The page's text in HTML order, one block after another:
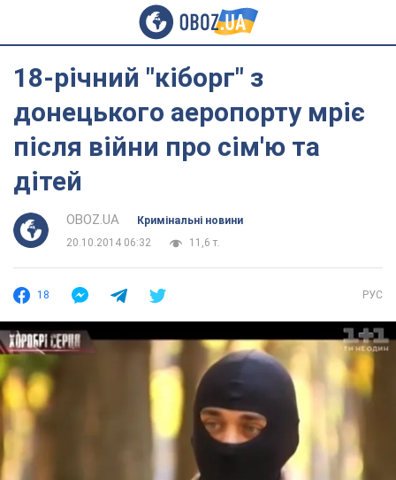
18-річний "кіборг" з
донецького аеропорту мріє
після війни про сім'ю та
дітей
OBOZ.UA
Кримінальні новини
20.10.2014 06:32
11,6 т.
18 РУС